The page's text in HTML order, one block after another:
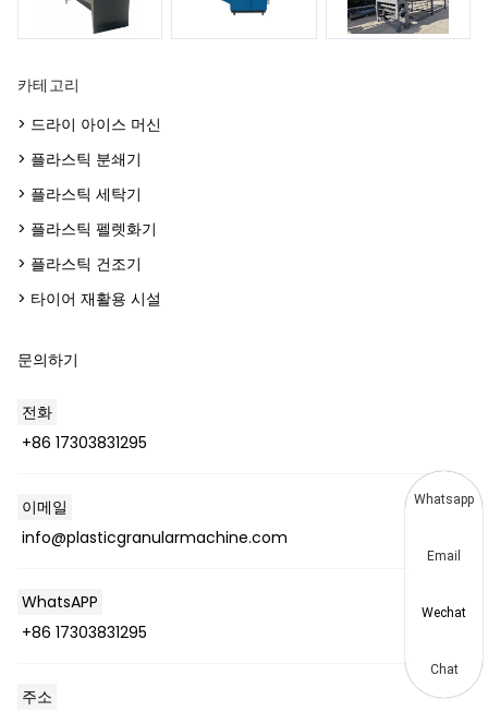
카테고리
> 드라이 아이스 머신
> 플라스틱 분쇄기
> 플라스틱 세탁기
> 플라스틱 펠렛화기
> 플라스틱 건조기
> 타이어 재활용 시설
문의하기
전화
+86 17303831295
이메일
info@plasticgranularmachine.com
WhatsAPP
+86 17303831295
주소
Whatsapp
Email
Wechat
Chat